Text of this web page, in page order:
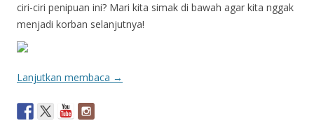
ciri-ciri penipuan ini? Mari kita simak di bawah agar kita nggak
menjadi korban selanjutnya!
Lanjutkan membaca →